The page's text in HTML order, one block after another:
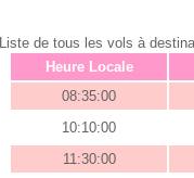
Liste de tous les vols à
Heure Locale
08:35:00
10:10:00
11:30:00